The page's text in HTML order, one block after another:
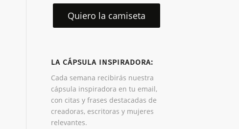
Quiero la camiseta
LA CÁPSULA INSPIRADORA:
Cada semana recibirás nuestra
cápsula inspiradora en tu email,
con citas y frases destacadas de
creadoras, escritoras y mujeres
relevantes.